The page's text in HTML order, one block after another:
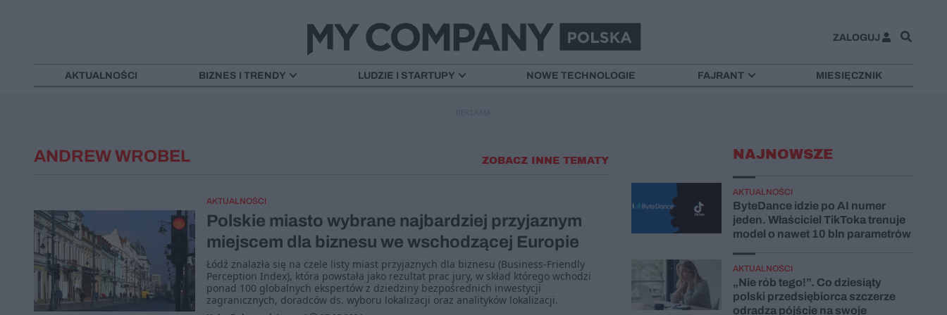
ZALOGUJ
AKTUALNOŚCI BIZNES I TRENDY LUDZIE I STARTUPY NOWE TECHNOLOGIE FAJRANT MIESIĘCZNIK
ANDREW WROBEL ZOBACZ INNE TEMATY
AKTUALNOŚCI
Polskie miasto wybrane najbardziej przyjaznym
miejscem dla biznesu we wschodzącej Europie
Łódź znalazła się na czele listy miast przyjaznych dla biznesu (Business-Friendly
Perception Index), która powstała jako rezultat prac jury, w skład którego wchodzi
ponad 100 globalnych ekspertów z dziedziny bezpośrednich inwestycji
zagranicznych, doradców ds. wyboru lokalizacji oraz analityków lokalizacji.
NAJNOWSZE
AKTUALNOŚCI
ByteDance idzie po AI numer
jeden. Właściciel TikToka trenuje
model o nawet 10 bln parametrów
AKTUALNOŚCI
„Nie rób tego!”. Co dziesiąty
polski przedsiębiorca szczerze
odradza pójście na swoje